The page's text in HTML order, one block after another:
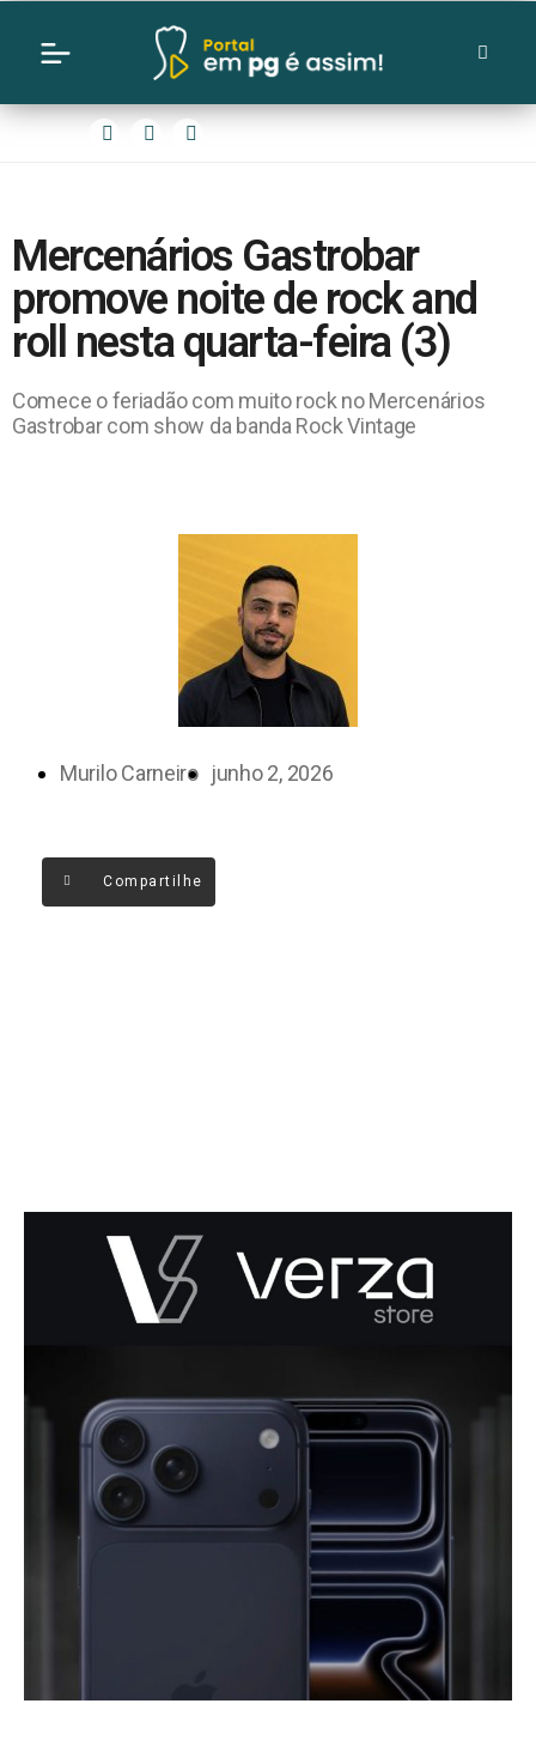
Mercenários Gastrobar
promove noite de rock and
roll nesta quarta-feira (3)
Comece o feriadão com muito rock no Mercenários
Gastrobar com show da banda Rock Vintage
Murilo Carneiro junho 2, 2026
Compartilhe